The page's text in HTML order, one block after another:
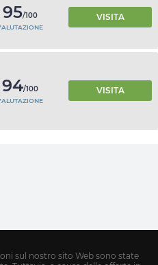
95/100 VISITA
94/100 VISITA
sul nostro sito Web sono state